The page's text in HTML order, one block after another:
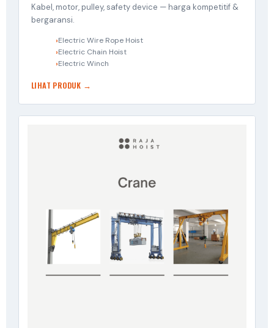
Kabel, motor, pulley, safety device — harga kompetitif &
bergaransi.
Electric Wire Rope Hoist
Electric Chain Hoist
Electric Winch
LIHAT PRODUK →